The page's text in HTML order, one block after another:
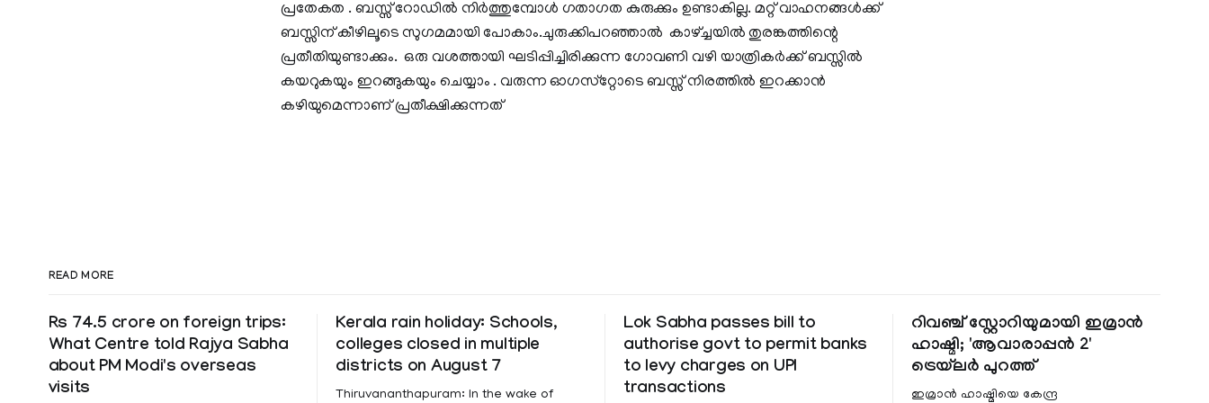
പ്രതേകത . ബസ്സ് റോഡില്‍ നിര്‍ത്തുമ്പോള്‍ ഗതാഗത കുരുക്കും ഉണ്ടാകില്ല. മറ്റ് വാഹനങ്ങള്‍ക്ക്
ബസ്സിന് കീഴിലൂടെ സുഗമമായി പോകാം.ചുരുക്കിപറഞ്ഞാല്‍ കാഴ്ച്ചയില്‍ തുരങ്കത്തിന്റെ
പ്രതീതിയുണ്ടാക്കും. ഒരു വശത്തായി ഘടിപ്പിച്ചിരിക്കുന്ന ഗോവണി വഴി യാത്രികര്‍ക്ക് ബസ്സില്‍
കയറുകയും ഇറങ്ങുകയും ചെയ്യാം . വരുന്ന ഓഗസ്‌റ്റോടെ ബസ്സ് നിരത്തില്‍ ഇറക്കാന്‍
കഴിയുമെന്നാണ് പ്രതീക്ഷിക്കുന്നത്
READ MORE
Rs 74.5 crore on foreign trips:
What Centre told Rajya Sabha
about PM Modi's overseas
visits
Kerala rain holiday: Schools,
colleges closed in multiple
districts on August 7
Thiruvananthapuram: In the wake of
Lok Sabha passes bill to
authorise govt to permit banks
to levy charges on UPI
transactions
റിവഞ്ച് സ്റ്റോറിയുമായി ഇമ്രാൻ
ഹാഷ്മി; 'ആവാരാപ്പൻ 2'
ട്രെയ്‌ലർ പുറത്ത്
ഇമ്രാൻ ഹാഷ്മിയെ കേന്ദ്ര